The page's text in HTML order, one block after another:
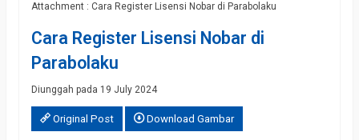
Attachment : Cara Register Lisensi Nobar di Parabolaku
Cara Register Lisensi Nobar di
Parabolaku
Diunggah pada 19 July 2024
Original Post Download Gambar